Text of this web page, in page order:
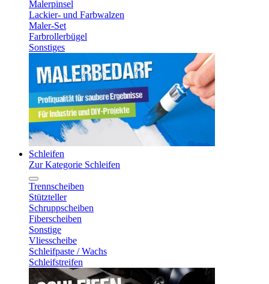
Malerpinsel
Lackier- und Farbwalzen
Maler-Set
Farbrollerbügel
Sonstiges
Schleifen
Zur Kategorie Schleifen
Trennscheiben
Stützteller
Schruppscheiben
Fiberscheiben
Sonstige
Vliesscheibe
Schleifpaste / Wachs
Schleifstreifen